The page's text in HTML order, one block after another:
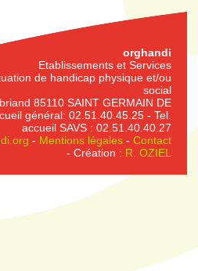
orghandi
Etablissements et Services
de handicap physique et/ou
social
85110 SAINT GERMAIN DE
général: 02.51.40.45.25 - Tel.
accueil SAVS : 02.51.40.40.27
- Mentions légales- Contact
- Création : R. OZIEL